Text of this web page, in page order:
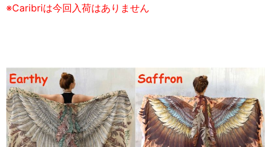
※Caribriは今回入荷はありません